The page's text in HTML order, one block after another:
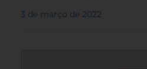
3 de março de 2022